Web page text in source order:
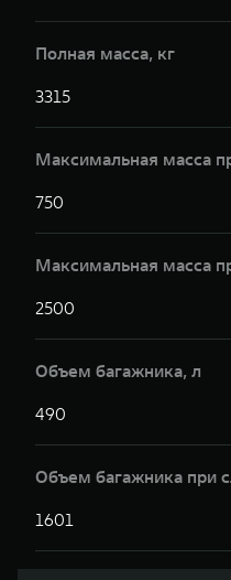
Полная масса, кг
3315
Максимальная масса
750
Максимальная масса
2500
Объем багажника, л
490
Объем багажника при
1601